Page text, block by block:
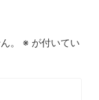
。 ※ が付いてい